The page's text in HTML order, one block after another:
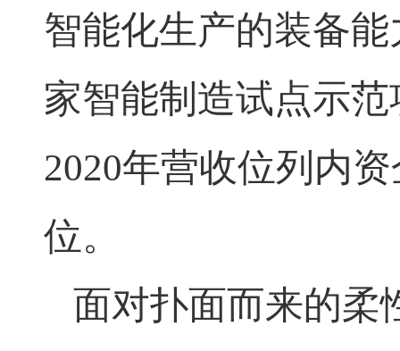
智能化生产的装备
家智能制造试点示
2020年营收位列内
位。
面对扑面而来的柔